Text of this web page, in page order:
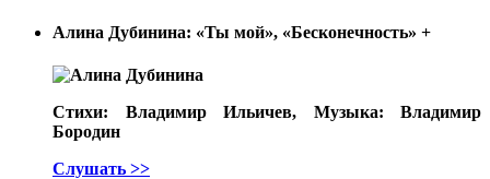
Алина Дубинина: «Ты мой», «Бесконечность» +
Стихи: Владимир Ильичев, Музыка: Владимир
Бородин
Слушать >>